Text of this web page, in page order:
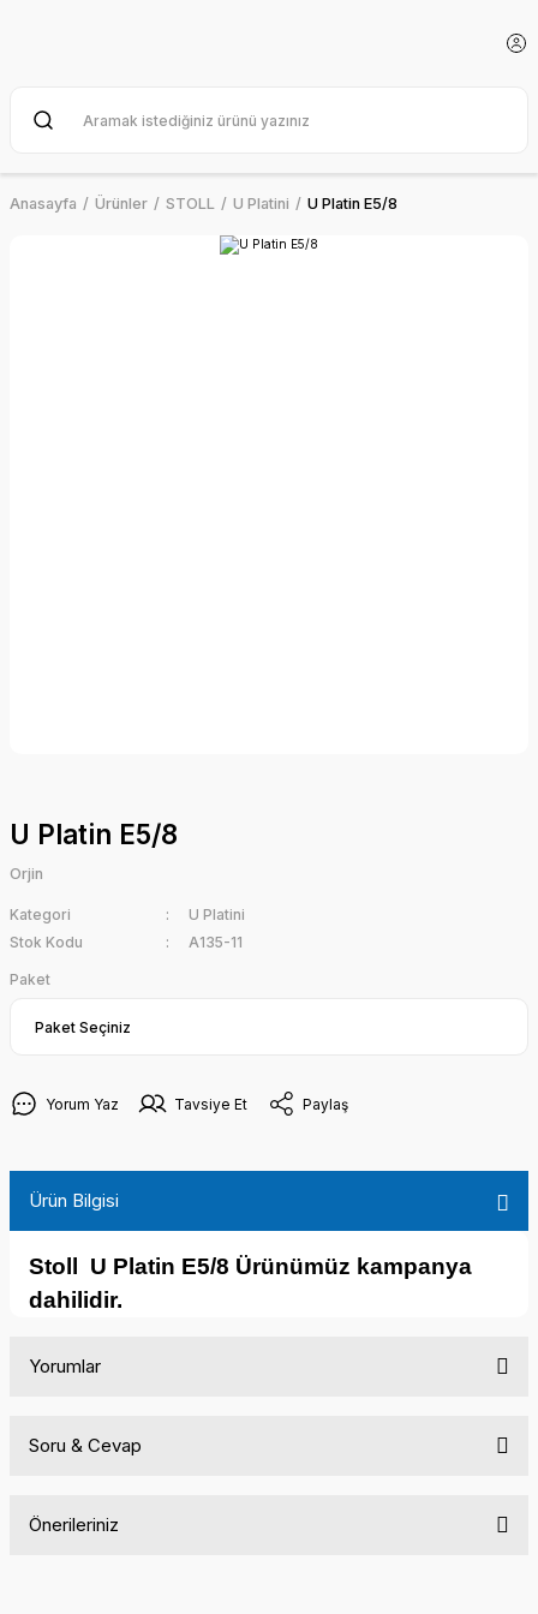
Anasayfa Ürünler STOLL U Platini U Platin E5/8
U Platin E5/8
Orjin
Kategori
U Platini
Stok Kodu
A135-11
Paket
Yorum Yaz Tavsiye Et Paylaş
Ürün Bilgisi
Stoll U Platin E5/8 Ürünümüz kampanya
dahilidir.
Yorumlar
Soru & Cevap
Önerileriniz